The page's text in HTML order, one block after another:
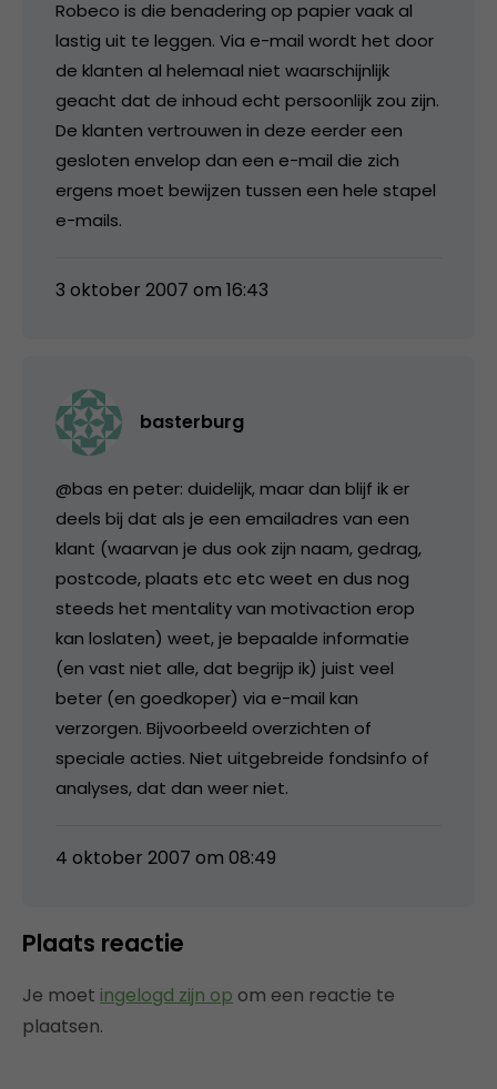
Robeco is die benadering op papier vaak al
lastig uit te leggen. Via e-mail wordt het door
de klanten al helemaal niet waarschijnlijk
geacht dat de inhoud echt persoonlijk zou zijn.
De klanten vertrouwen in deze eerder een
gesloten envelop dan een e-mail die zich
ergens moet bewijzen tussen een hele stapel
e-mails.
3 oktober 2007 om 16:43
basterburg
@bas en peter: duidelijk, maar dan blijf ik er
deels bij dat als je een emailadres van een
klant (waarvan je dus ook zijn naam, gedrag,
postcode, plaats etc etc weet en dus nog
steeds het mentality van motivaction erop
kan loslaten) weet, je bepaalde informatie
(en vast niet alle, dat begrijp ik) juist veel
beter (en goedkoper) via e-mail kan
verzorgen. Bijvoorbeeld overzichten of
speciale acties. Niet uitgebreide fondsinfo of
analyses, dat dan weer niet.
4 oktober 2007 om 08:49
Plaats reactie
Je moet ingelogd zijn op om een reactie te
plaatsen.